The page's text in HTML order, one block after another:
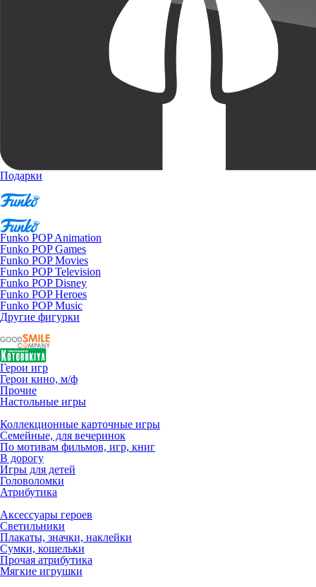
Подарки
Funko POP Animation
Funko POP Games
Funko POP Movies
Funko POP Television
Funko POP Disney
Funko POP Heroes
Funko POP Music
Другие фигурки
Герои игр
Герои кино, м/ф
Прочие
Настольные игры
Коллекционные карточные игры
Семейные, для вечеринок
По мотивам фильмов, игр, книг
В дорогу
Игры для детей
Головоломки
Атрибутика
Аксессуары героев
Светильники
Плакаты, значки, наклейки
Сумки, кошельки
Прочая атрибутика
Мягкие игрушки